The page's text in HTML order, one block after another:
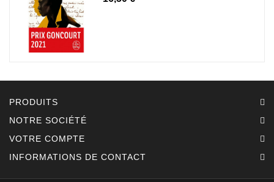
PRODUITS
NOTRE SOCIÉTÉ
VOTRE COMPTE
INFORMATIONS DE CONTACT